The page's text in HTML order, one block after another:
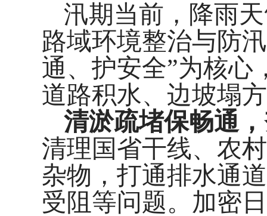
汛期当前，降雨
路域环境整治与防
通、护安全”为核心
道路积水、边坡塌
清淤疏堵保畅通
清理国省干线、农
杂物，打通排水通
受阻等问题。加密